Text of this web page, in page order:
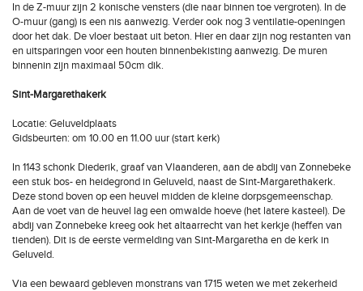
In de Z-muur zijn 2 konische vensters (die naar binnen toe vergroten). In de
O-muur (gang) is een nis aanwezig. Verder ook nog 3 ventilatie-openingen
door het dak. De vloer bestaat uit beton. Hier en daar zijn nog restanten van
en uitsparingen voor een houten binnenbekisting aanwezig. De muren
binnenin zijn maximaal 50cm dik.
Sint-Margarethakerk
Locatie: Geluveldplaats
Gidsbeurten: om 10.00 en 11.00 uur (start kerk)
In 1143 schonk Diederik, graaf van Vlaanderen, aan de abdij van Zonnebeke
een stuk bos- en heidegrond in Geluveld, naast de Sint-Margarethakerk.
Deze stond boven op een heuvel midden de kleine dorpsgemeenschap.
Aan de voet van de heuvel lag een omwalde hoeve (het latere kasteel). De
abdij van Zonnebeke kreeg ook het altaarrecht van het kerkje (heffen van
tienden). Dit is de eerste vermelding van Sint-Margaretha en de kerk in
Geluveld.
Via een bewaard gebleven monstrans van 1715 weten we met zekerheid